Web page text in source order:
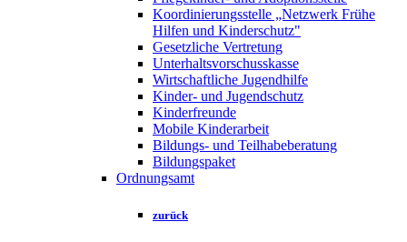
Koordinierungsstelle „Netzwerk Frühe
Hilfen und Kinderschutz"
Gesetzliche Vertretung
Unterhaltsvorschusskasse
Wirtschaftliche Jugendhilfe
Kinder- und Jugendschutz
Kinderfreunde
Mobile Kinderarbeit
Bildungs- und Teilhabeberatung
Bildungspaket
Ordnungsamt
zurück